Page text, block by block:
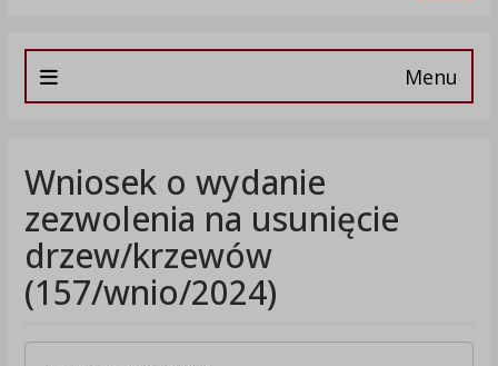
Menu
Wniosek o wydanie
zezwolenia na usunięcie
drzew/krzewów
(157/wnio/2024)